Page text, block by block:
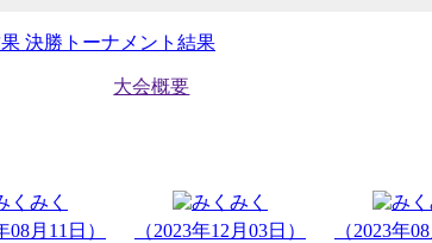
決勝トーナメント結果
大会概要
08月11日） （2023年12月03日） （2023年